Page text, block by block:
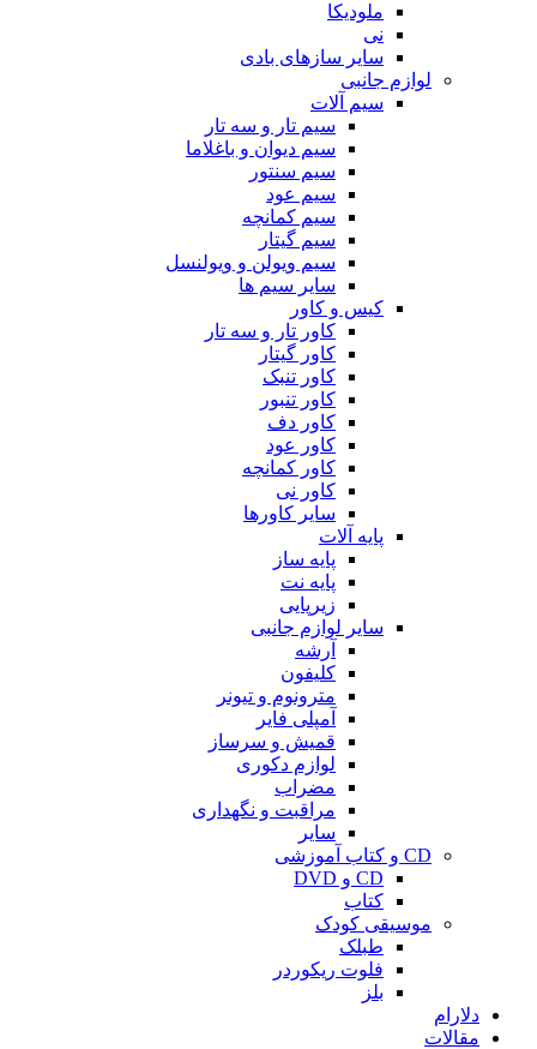
ملودیکا
نی
سایر سازهای بادی
لوازم جانبی
سیم آلات
سیم تار و سه تار
سیم دیوان و باغلاما
سیم سنتور
سیم عود
سیم کمانچه
سیم گیتار
سیم ویولن و ویولنسل
سایر سیم ها
کیس و کاور
کاور تار و سه تار
کاور گیتار
کاور تنبک
کاور تنبور
کاور دف
کاور عود
کاور کمانچه
کاور نی
سایر کاورها
پایه آلات
پایه ساز
پایه نت
زیرپایی
سایر لوازم جانبی
آرشه
کلیفون
مترونوم و تیونر
آمپلی فایر
قمیش و سرساز
لوازم دکوری
مضراب
مراقبت و نگهداری
سایر
CD و کتاب آموزشی
CD و DVD
کتاب
موسیقی کودک
طبلک
فلوت ریکوردر
بلز
دلارام
مقالات